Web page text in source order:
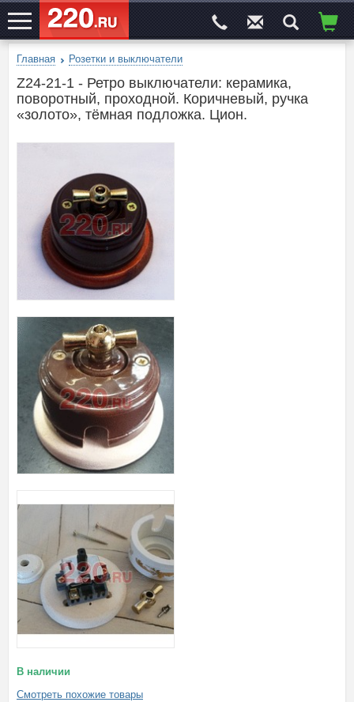
ЭЛЕКТРОСАЙТ№1
Главная Розетки и выключатели
Z24-21-1 - Ретро выключатели: керамика,
поворотный, проходной. Коричневый, ручка
«золото», тёмная подложка. Цион.
В наличии
Смотреть похожие товары